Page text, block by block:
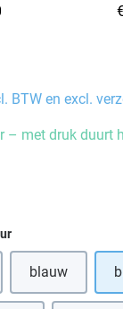
BTW en excl.
– met druk duurt
is momenteel
blauw